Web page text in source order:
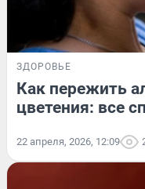
ЗДОРОВЬЕ
Как пережить
цветения: все
22 апреля, 2026, 12:09